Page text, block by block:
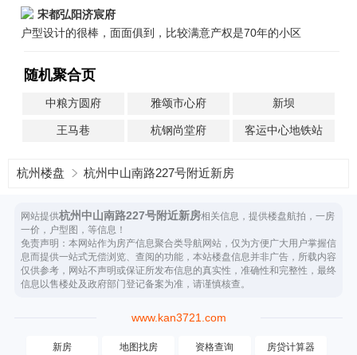
宋都弘阳济宸府
户型设计的很棒，面面俱到，比较满意产权是70年的小区
随机聚合页
中粮方圆府 雅颂市心府 新坝
王马巷 杭钢尚堂府 客运中心地铁站
杭州楼盘 杭州中山南路227号附近新房
网站提供杭州中山南路227号附近新房相关信息，提供楼盘航拍，一房
一价，户型图，等信息！
免责声明：本网站作为房产信息聚合类导航网站，仅为方便广大用户掌握信
息而提供一站式无偿浏览、查阅的功能，本站楼盘信息并非广告，所载内容
仅供参考，网站不声明或保证所发布信息的真实性，准确性和完整性，最终
信息以售楼处及政府部门登记备案为准，请谨慎核查。
www.kan3721.com
新房 地图找房 资格查询 房贷计算器